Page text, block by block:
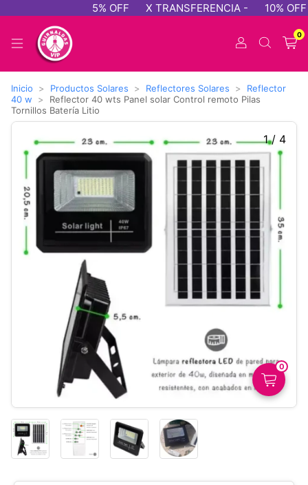
5% OFF X TRANSFERENCIA - 10% OFF
0
Inicio > Productos Solares > Reflectores Solares >
Reflector
40 w
>
Reflector 40 wts Panel solar Control remoto Pilas
Tornillos Batería Litio
1/ 4
0